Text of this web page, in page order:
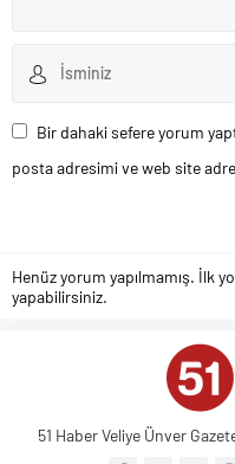
Bir dahaki sefere yorum
posta adresimi ve web site
Henüz yorum yapılmamış. İlk
yapabilirsiniz.
51 Haber Veliye Ünver